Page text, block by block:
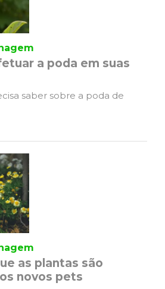
a poda em suas
saber sobre a poda de
as plantas são
novos pets